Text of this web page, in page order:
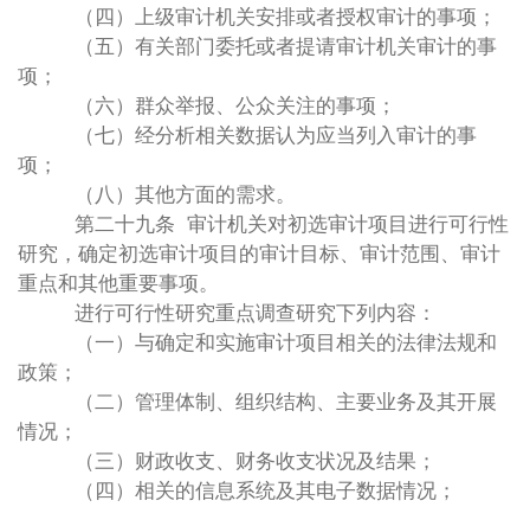
（四）上级审计机关安排或者授权审计的事项；
（五）有关部门委托或者提请审计机关审计的事
项；
（六）群众举报、公众关注的事项；
（七）经分析相关数据认为应当列入审计的事
项；
（八）其他方面的需求。
第二十九条 审计机关对初选审计项目进行可行性
研究，确定初选审计项目的审计目标、审计范围、审计
重点和其他重要事项。
进行可行性研究重点调查研究下列内容：
（一）与确定和实施审计项目相关的法律法规和
政策；
（二）管理体制、组织结构、主要业务及其开展
情况；
（三）财政收支、财务收支状况及结果；
（四）相关的信息系统及其电子数据情况；